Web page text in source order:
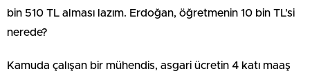
bin 510 TL alması lazım. Erdoğan, öğretmenin 10 bin TL’si
nerede?
Kamuda çalışan bir mühendis, asgari ücretin 4 katı maaş